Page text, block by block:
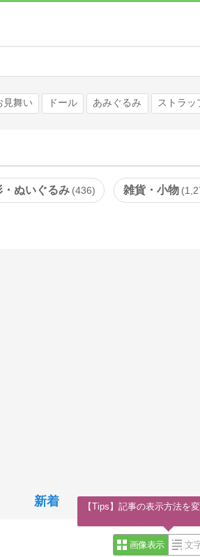
見舞い ドール あみぐるみ ストラッ
・ぬいぐるみ 436 雑貨・小物
新着
画像表示 文
【Tips】記事の表示方法を